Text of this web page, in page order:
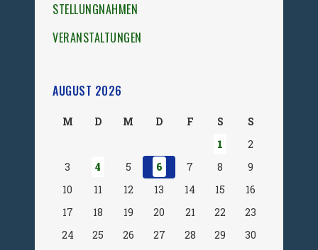
STELLUNGNAHMEN
VERANSTALTUNGEN
AUGUST 2026
M D M D F S
S
1
2
3
4 5 6 7 8
9
10
11 12 13 14 15
16
17
18 19 20 21 22
23
24
25 26 27 28 29
30